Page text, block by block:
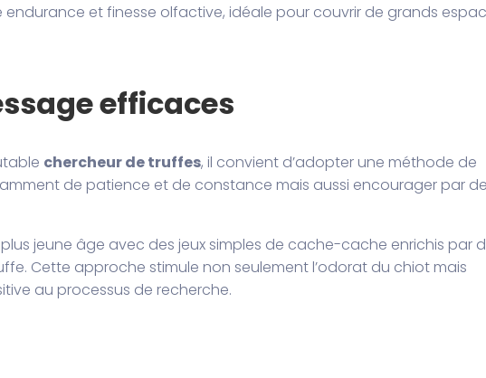
endurance et finesse olfactive, idéale pour couvrir de grands
efficaces
chercheur de truffes, il convient d’adopter une méthode de
de patience et de constance mais aussi encourager par
jeune âge avec des jeux simples de cache-cache enrichis par
Cette approche stimule non seulement l’odorat du chiot mais
au processus de recherche.